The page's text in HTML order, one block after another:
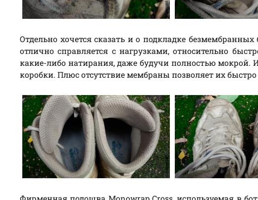
Отдельно хочется сказать и о подкладке
отлично справляется с нагрузками, относительно
какие-либо натирания, даже будучи полностью мокрой.
коробки. Плюс отсутствие мембраны позволяет их